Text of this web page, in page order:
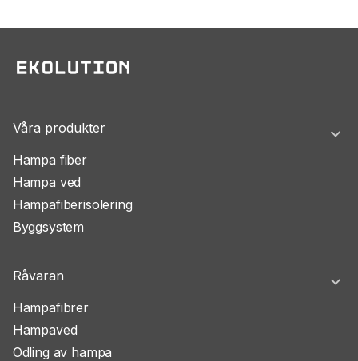
Våra produkter
Hampa fiber
Hampa ved
Hampafiberisolering
Byggsystem
Råvaran
Hampafibrer
Hampaved
Odling av hampa